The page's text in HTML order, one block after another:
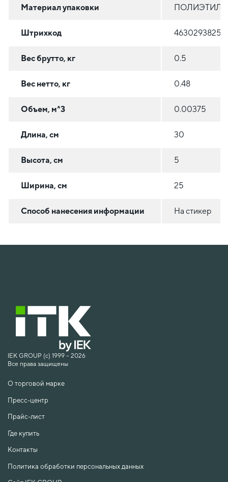
Материал упаковки
Штрихкод
Вес брутто, кг 0.5
Вес нетто, кг 0.48
Объем, м^3 0.00375
Длина, см 30
Высота, см 5
Ширина, см 25
Способ нанесения информации На стикер
IEK GROUP (c) 1999 – 2026
Все права защищены
О торговой марке
Пресс-центр
Прайс-лист
Где купить
Контакты
Политика обработки персональных данных